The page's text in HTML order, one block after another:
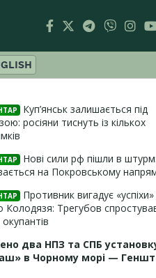
Куп’янськ залишається під
росіяни тиснуть із кількох
Нові сили рф пішли в
на Покровському
Противник вигадує «успіхи»
Колодязя: Трегубов
два НПЗ та СПБ
в Чорному морі —